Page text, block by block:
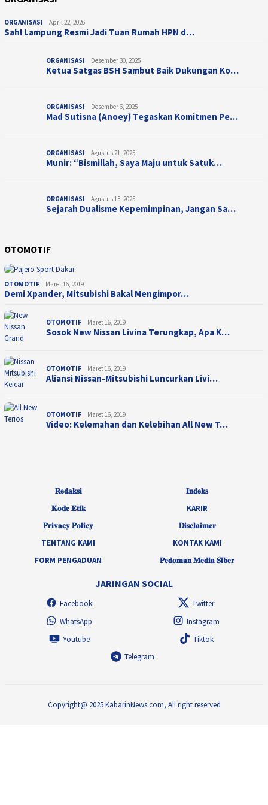
ORGANISASI April 22, 2026
Sah! Lampung Resmi Jadi Tuan Rumah HPN d…
ORGANISASI Desember 30, 2025
Ketua Satgas BSH Sambut Baik Dukungan Ko…
ORGANISASI Desember 6, 2025
Mad Sutisna (Anoey) Tegaskan Komitmen Pe…
ORGANISASI Agustus 21, 2025
Munir: “Bismillah, Saya Maju untuk Satuk…
ORGANISASI Agustus 13, 2025
Sejarah Dualisme Kepemimpinan, Jangan Sa…
OTOMOTIF
OTOMOTIF Maret 16, 2019
Demi Xpander, Mitsubishi Bakal Mengimpor…
OTOMOTIF Maret 16, 2019
Sosok New Nissan Livina Terungkap, Apa K…
OTOMOTIF Maret 16, 2019
Aliansi Nissan-Mitsubishi Luncurkan Livi…
OTOMOTIF Maret 16, 2019
Video: Kelemahan dan Kelebihan All New T…
𝐑𝐞𝐝𝐚𝐤𝐬𝐢
𝐈𝐧𝐝𝐞𝐤𝐬
𝐊𝐨𝐝𝐞 𝐄𝐭𝐢𝐤
KARIR
𝐏𝐫𝐢𝐯𝐚𝐜𝐲 𝐏𝐨𝐥𝐢𝐜𝐲
𝐃𝐢𝐬𝐜𝐥𝐚𝐢𝐦𝐞𝐫
TENTANG KAMI
KONTAK KAMI
FORM PENGADUAN
𝐏𝐞𝐝𝐨𝐦𝐚𝐧 𝐌𝐞𝐝𝐢𝐚 𝐒𝐢𝐛𝐞𝐫
JARINGAN SOCIAL
Facebook
Twitter
WhatsApp
Instagram
Youtube
Tiktok
Telegram
Copyright@ 2025 KabarinNews.com, All right reserved